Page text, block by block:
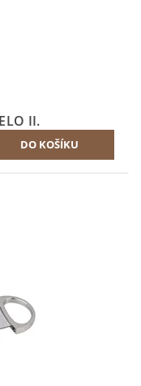
II.